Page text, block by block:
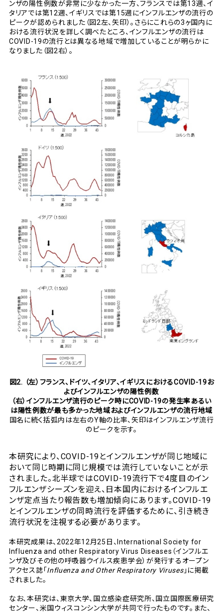
ンザの陽性例数が非常に少なかった一方、フランスでは第13週、イ
タリアでは第12週、イギリスでは第15週にインフルエンザの流行の
ピークが認められました（図2左、矢印）。さらにこれらの3ヶ国内に
おける流行状況を詳しく調べたところ、インフルエンザの流行は
COVID-19の流行とは異なる地域で増加していることが明らかに
なりました（図2右）。
図2. （左）フランス、ドイツ、イタリア、イギリスにおけるCOVID-19お
よびインフルエンザの陽性例数
（右）インフルエンザ流行のピーク時にCOVID-19の発生率あるい
は陽性例数が最も多かった地域およびインフルエンザの流行地域
国名に続く括弧内は左右のY軸の比率、矢印はインフルエンザ流行
のピークを示す。
本研究により、COVID-19とインフルエンザが同じ地域に
おいて同じ時期に同じ規模では流行していないことが示
されました。北半球ではCOVID-19流行下で4度目のイン
フルエンザシーズンを迎え、日本国内におけるインフルエ
ンザ定点当たり報告数も増加傾向にあります。COVID-19
とインフルエンザの同時流行を評価するために、引き続き
流行状況を注視する必要があります。
本研究成果は、2022年12月25日、International Society for
Influenza and other Respiratory Virus Diseases（インフルエ
ンザ及びその他の呼吸器ウイルス疾患学会）が発行するオープン
アクセス誌「 Influenza and Other Respiratory Viruses」に掲載
されました。
なお、本研究は、東京大学、国立感染症研究所、国立国際医療研究
センター、米国ウィスコンシン大学が共同で行ったものです。また、